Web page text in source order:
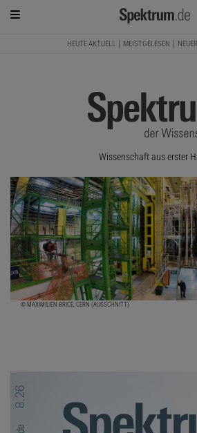
HEUTE AKTUELL MEISTGELESEN
Wissenschaft aus erster
© MAXIMILIEN BRICE, CERN (AUSSCHNITT)